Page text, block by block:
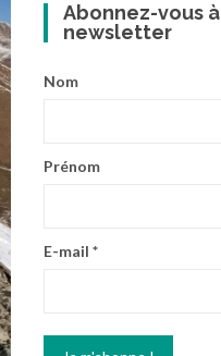
Abonnez-vous
newsletter
Nom
Prénom
E-mail *